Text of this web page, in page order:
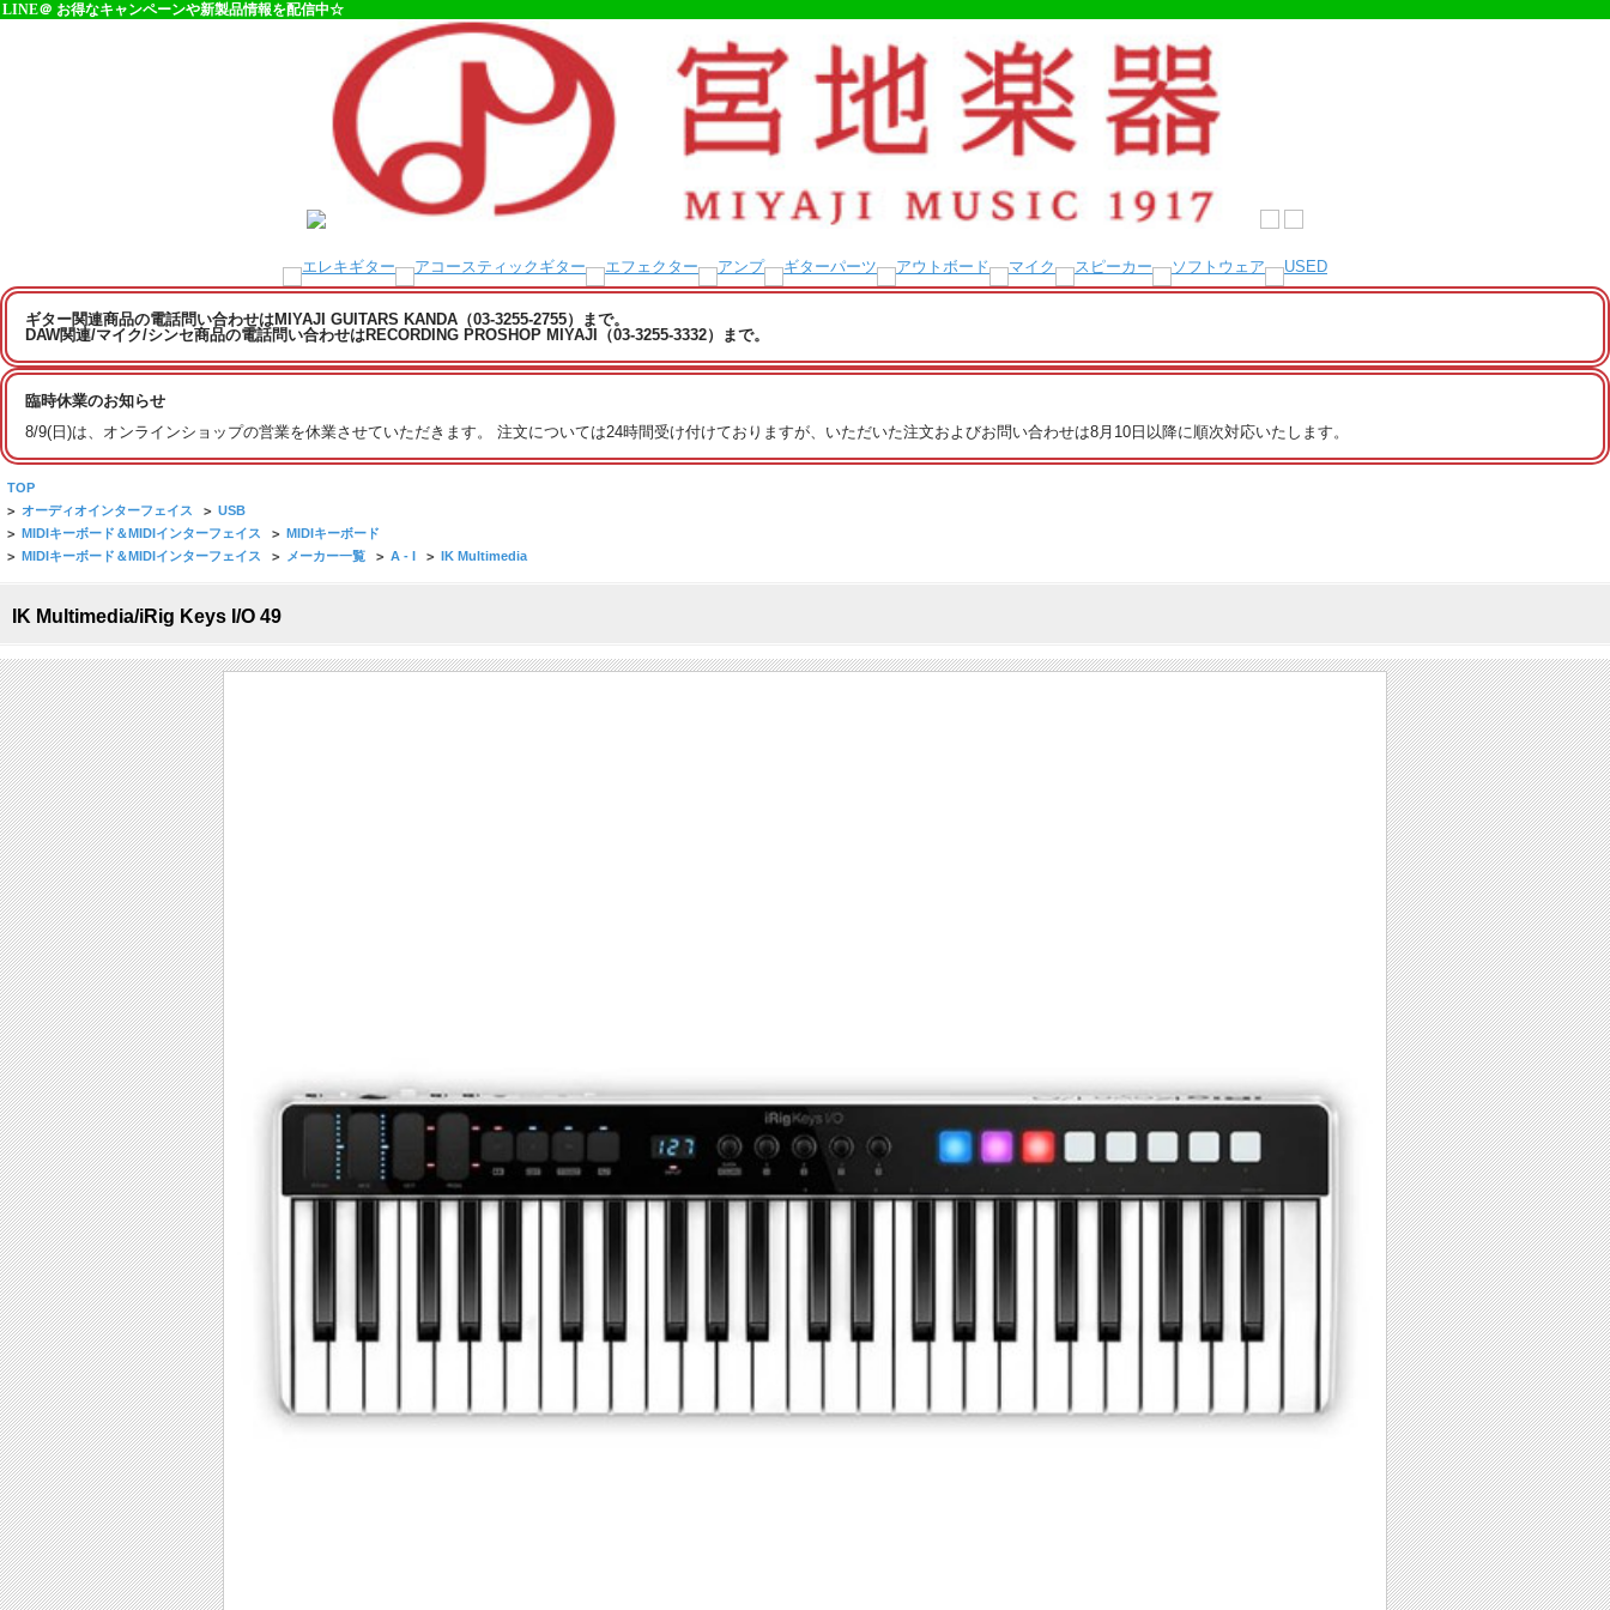
LINE＠ お得なキャンペーンや新製品情報を配信中☆
ギター関連商品の電話問い合わせはMIYAJI GUITARS KANDA（03-3255-2755）まで。
DAW関連/マイク/シンセ商品の電話問い合わせはRECORDING PROSHOP MIYAJI（03-3255-3332）まで。
臨時休業のお知らせ
8/9(日)は、オンラインショップの営業を休業させていただきます。 注文については24時間受け付けておりますが、いただいた注文およびお問い合わせは8月10日以降に順次対応いたします。
TOP
> オーディオインターフェイス > USB
> MIDIキーボード＆MIDIインターフェイス > MIDIキーボード
> MIDIキーボード＆MIDIインターフェイス > メーカー一覧 > A - I > IK Multimedia
IK Multimedia/iRig Keys I/O 49